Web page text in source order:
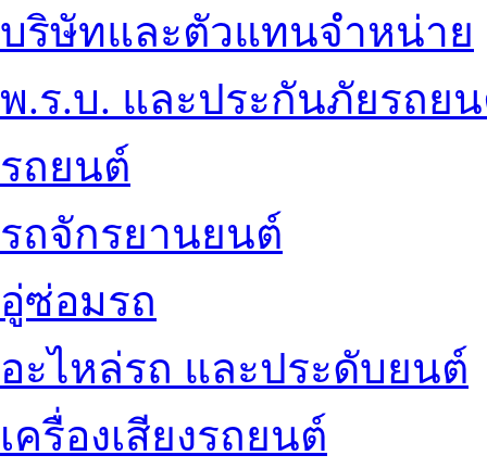
บริษัทและตัวแทนจำหน่าย
พ.ร.บ. และประกันภัยรถย
รถยนต์
รถจักรยานยนต์
อู่ซ่อมรถ
อะไหล่รถ และประดับยนต์
เครื่องเสียงรถยนต์